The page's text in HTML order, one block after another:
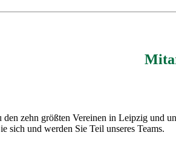
zehn größten Vereinen in Leipzig und
sich und werden Sie Teil unseres Teams.